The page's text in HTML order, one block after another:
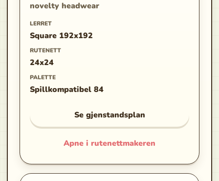
novelty headwear
LERRET
Square 192x192
RUTENETT
24x24
PALETTE
Spillkompatibel 84
Se gjenstandsplan
Apne i rutenettmakeren